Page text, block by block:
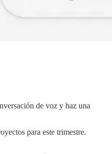
de voz y haz una
para este trimestre.